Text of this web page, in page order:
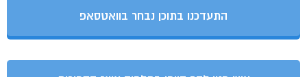
התעדכנו בתוכן נבחר בוואטסאפ